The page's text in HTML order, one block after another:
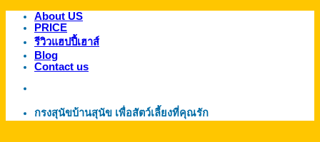
ข้าม
เนื้อหา
About US
PRICE
รีวิวแฮปปี้เฮาส์
Blog
Contact us
กรงสุนัขบ้านสุนัข เพื่อสัตว์เลี้ยงที่คุณรัก